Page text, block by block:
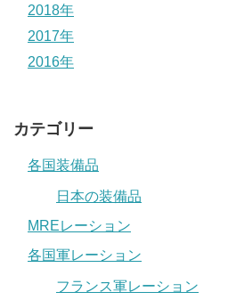
2018年
2017年
2016年
カテゴリー
各国装備品
日本の装備品
MREレーション
各国軍レーション
フランス軍レーション